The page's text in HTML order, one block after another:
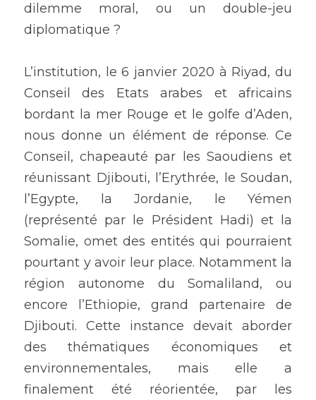
dilemme moral, ou un double-jeu
diplomatique ?
L’institution, le 6 janvier 2020 à Riyad, du
Conseil des Etats arabes et africains
bordant la mer Rouge et le golfe d’Aden,
nous donne un élément de réponse. Ce
Conseil, chapeauté par les Saoudiens et
réunissant Djibouti, l’Erythrée, le Soudan,
l’Egypte, la Jordanie, le Yémen
(représenté par le Président Hadi) et la
Somalie, omet des entités qui pourraient
pourtant y avoir leur place. Notamment la
région autonome du Somaliland, ou
encore l’Ethiopie, grand partenaire de
Djibouti. Cette instance devait aborder
des thématiques économiques et
environnementales, mais elle a
finalement été réorientée, par les